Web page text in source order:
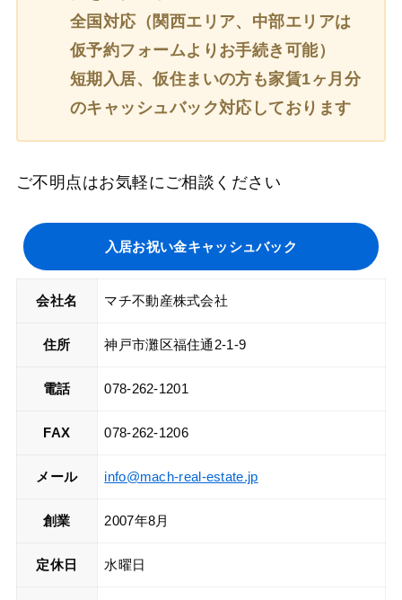
全国対応（関西エリア、中部エリアは
仮予約フォームよりお手続き可能）
短期入居、仮住まいの方も家賃1ヶ月分
のキャッシュバック対応しております
ご不明点はお気軽にご相談ください
入居お祝い金キャッシュバック
会社名 マチ不動産株式会社
住所 神戸市灘区福住通2-1-9
電話 078-262-1201
FAX 078-262-1206
メール info@mach-real-estate.jp
創業 2007年8月
定休日 水曜日